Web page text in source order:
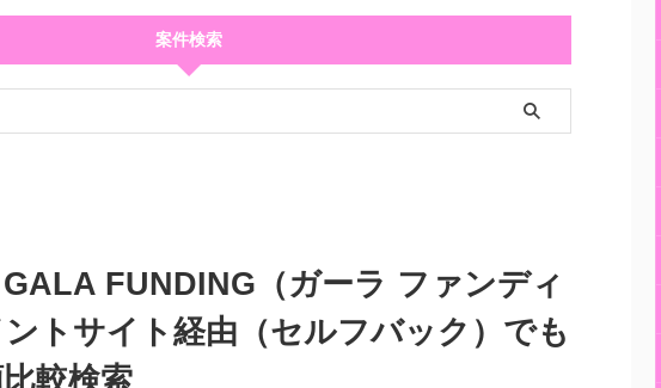
案件検索
GALA FUNDING（ガーラ ファンディ
トサイト経由（セルフバック）でも
較検索